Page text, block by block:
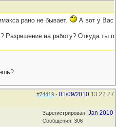
рано не бывает.
А вот у Вас
Разрешение на работу? Откуда ты
#74419 - 01/09/2010 13:22:27
Зарегистрирован: Jan 2010
Сообщения: 306